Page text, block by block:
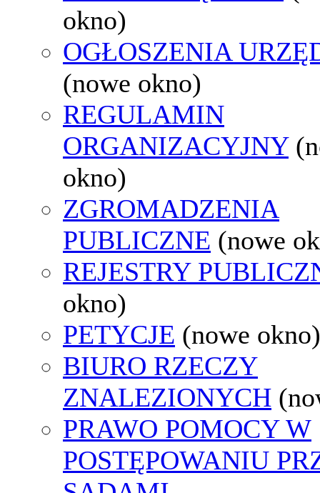
okno)
OGŁOSZENIA
(nowe okno)
REGULAMIN
ORGANIZACYJNY
okno)
ZGROMADZENIA
PUBLICZNE (nowe
REJESTRY
okno)
PETYCJE (nowe okno)
BIURO RZECZY
ZNALEZIONYCH
PRAWO POMOCY W
POSTĘPOWANIU